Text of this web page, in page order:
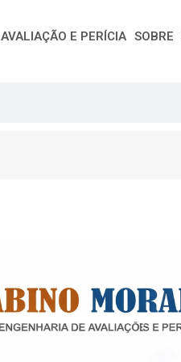
AVALIAÇÃO E PERÍCIA SOBRE